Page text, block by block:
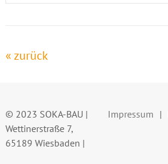
« zurück
© 2023 SOKA-BAU |
Wettinerstraße 7,
65189 Wiesbaden |
Impressum